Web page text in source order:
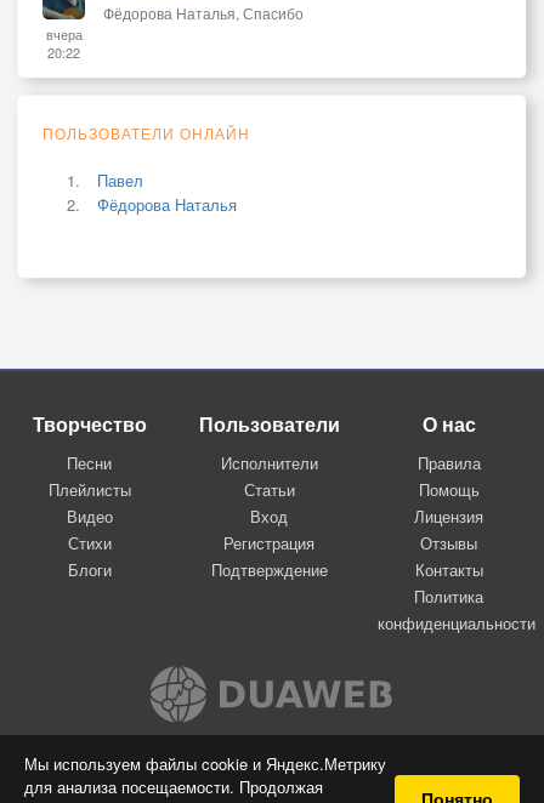
Мы используем файлы cookie и Яндекс.Метрику
для анализа посещаемости. Продолжая
Понятно
вчера
20:22
Фёдорова Наталья, Спасибо
ПОЛЬЗОВАТЕЛИ ОНЛАЙН
Павел
Фёдорова Наталья
Творчество
Песни
Плейлисты
Видео
Стихи
Блоги
Пользователи
Исполнители
Статьи
Вход
Регистрация
Подтверждение
О нас
Правила
Помощь
Лицензия
Отзывы
Контакты
Политика
конфиденциальности
Вконтакте
© 2009-2026 Я-пою